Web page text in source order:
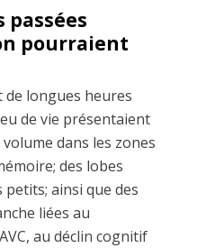
passées
pourraient
de longues heures
de vie présentaient
dans les zones
des lobes
ainsi que des
liées au
au déclin cognitif